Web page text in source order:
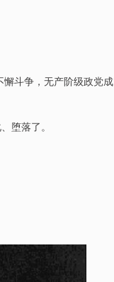
懈斗争，无产阶级政党成
堕落了。